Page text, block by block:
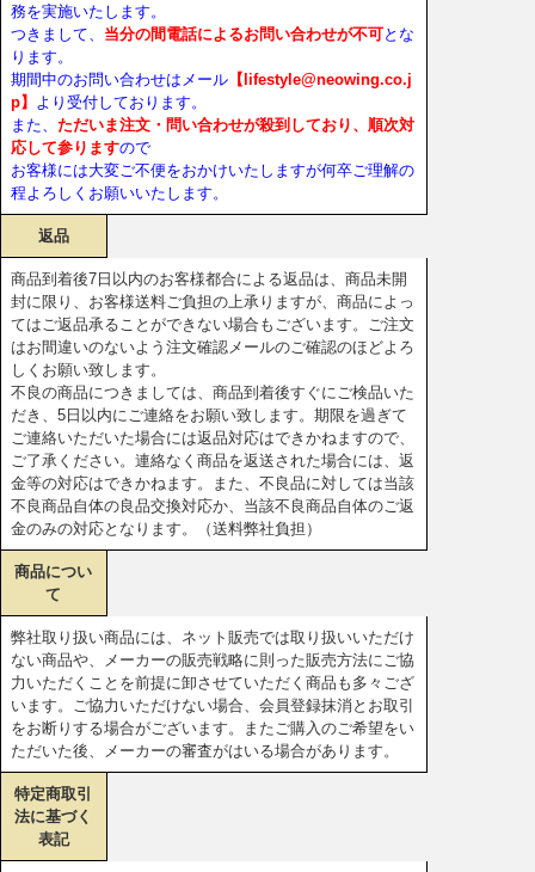
務を実施いたします。
つきまして、 当分の間電話によるお問い合わせが不可とな
ります。
期間中のお問い合わせはメール 【lifestyle@neowing.co.j
p】 より受付しております。
また、 ただいま注文・問い合わせが殺到しており、順次対
応して参りますので
お客様には大変ご不便をおかけいたしますが何卒ご理解の
程よろしくお願いいたします。
返品
商品到着後7日以内のお客様都合による返品は、商品未開
封に限り、お客様送料ご負担の上承りますが、商品によっ
てはご返品承ることができない場合もございます。ご注文
はお間違いのないよう注文確認メールのご確認のほどよろ
しくお願い致します。
不良の商品につきましては、商品到着後すぐにご検品いた
だき、5日以内にご連絡をお願い致します。期限を過ぎて
ご連絡いただいた場合には返品対応はできかねますので、
ご了承ください。連絡なく商品を返送された場合には、返
金等の対応はできかねます。また、不良品に対しては当該
不良商品自体の良品交換対応か、当該不良商品自体のご返
金のみの対応となります。（送料弊社負担）
商品につい
て
弊社取り扱い商品には、ネット販売では取り扱いいただけ
ない商品や、メーカーの販売戦略に則った販売方法にご協
力いただくことを前提に卸させていただく商品も多々ござ
います。ご協力いただけない場合、会員登録抹消とお取引
をお断りする場合がございます。またご購入のご希望をい
ただいた後、メーカーの審査がはいる場合があります。
特定商取引
法に基づく
表記